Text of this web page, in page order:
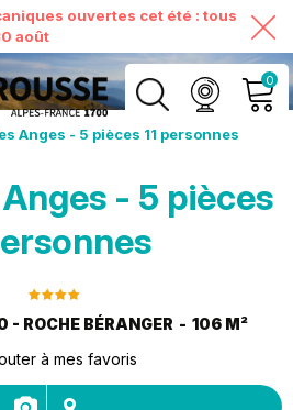
ouvertes cet été : tous
août
0
MON COMPTE
VOIR MON PANIER
Anges - 5 pièces 11 personnes
- 5 pièces
- ROCHE BÉRANGER 106 M²
à mes favoris